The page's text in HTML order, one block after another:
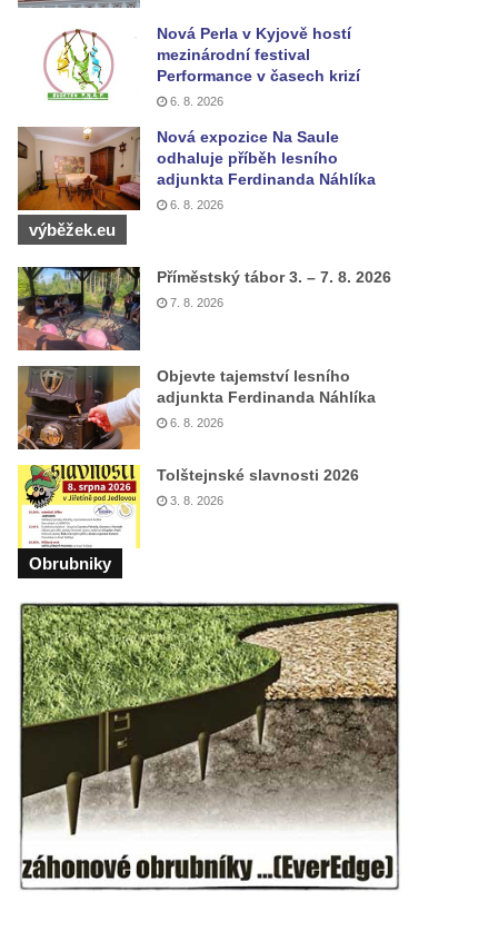
Nová Perla v Kyjově hostí
mezinárodní festival
Performance v časech krizí
6. 8. 2026
Nová expozice Na Saule
odhaluje příběh lesního
adjunkta Ferdinanda Náhlíka
6. 8. 2026
výběžek.eu
Příměstský tábor 3. – 7. 8. 2026
7. 8. 2026
Objevte tajemství lesního
adjunkta Ferdinanda Náhlíka
6. 8. 2026
Tolštejnské slavnosti 2026
3. 8. 2026
Obrubniky